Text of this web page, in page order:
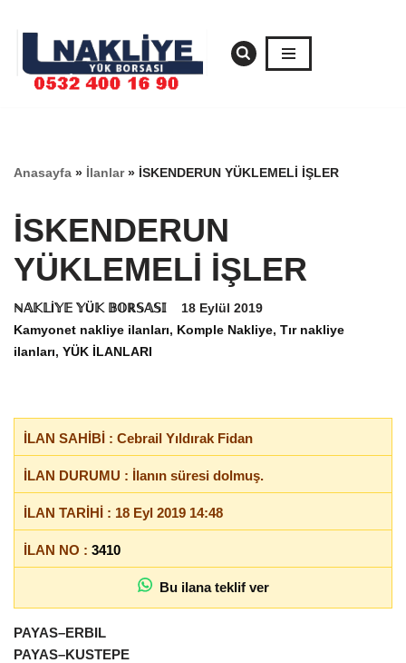
geç
Anasayfa » İlanlar» İSKENDERUN YÜKLEMELİ İŞLER
İSKENDERUN
YÜKLEMELİ İŞLER
ℕ𝔸𝕂𝕃İ𝕐𝔼 𝕐Ü𝕂 𝔹𝕆ℝ𝕊𝔸𝕊𝕀
18 Eylül 2019
Kamyonet nakliye ilanları, Komple Nakliye, Tır nakliye
ilanları, YÜK İLANLARI
İLAN SAHİBİ : Cebrail Yıldırak Fidan
İLAN DURUMU : İlanın süresi dolmuş.
İLAN TARİHİ : 18 Eyl 2019 14:48
İLAN NO : 3410
Bu ilana teklif ver
PAYAS–ERBIL
PAYAS–KUSTEPE